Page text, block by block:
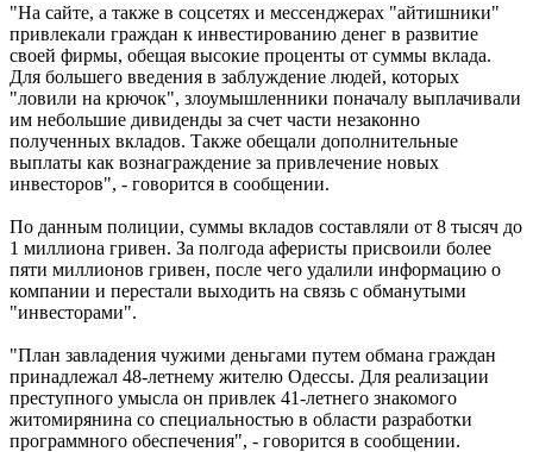
"На сайте, а также в соцсетях и мессенджерах "айтишники"
привлекали граждан к инвестированию денег в развитие
своей фирмы, обещая высокие проценты от суммы вклада.
Для большего введения в заблуждение людей, которых
"ловили на крючок", злоумышленники поначалу выплачивали
им небольшие дивиденды за счет части незаконно
полученных вкладов. Также обещали дополнительные
выплаты как вознаграждение за привлечение новых
инвесторов", - говорится в сообщении.
По данным полиции, суммы вкладов составляли от 8 тысяч до
1 миллиона гривен. За полгода аферисты присвоили более
пяти миллионов гривен, после чего удалили информацию о
компании и перестали выходить на связь с обманутыми
"инвесторами".
"План завладения чужими деньгами путем обмана граждан
принадлежал 48-летнему жителю Одессы. Для реализации
преступного умысла он привлек 41-летнего знакомого
житомирянина со специальностью в области разработки
программного обеспечения", - говорится в сообщении.